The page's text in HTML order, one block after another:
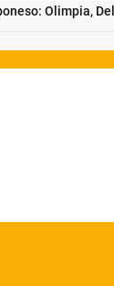
Olimpia,